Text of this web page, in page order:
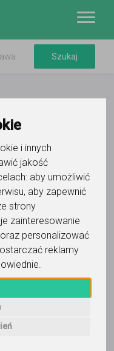
i innych
jakość
aby umożliwić
, aby zapewnić
strony
zainteresowanie
personalizować
reklamy
.